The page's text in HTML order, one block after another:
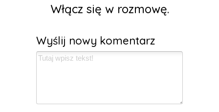
Włącz się w rozmowę.
Wyślij nowy komentarz